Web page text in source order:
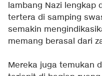
lambang Nazi lengkap
tertera di samping
semakin
memang berasal dari
Mereka juga temukan